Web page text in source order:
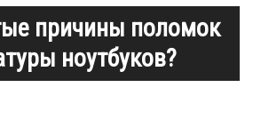
причины поломок
ноутбуков?